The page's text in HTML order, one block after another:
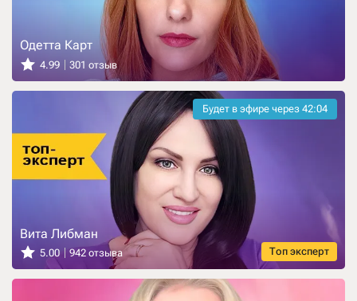
Одетта Карт
4.99 301 отзыв
Будет в эфире через 42:03
Топ эксперт
Вита Либман
5.00 942 отзыва